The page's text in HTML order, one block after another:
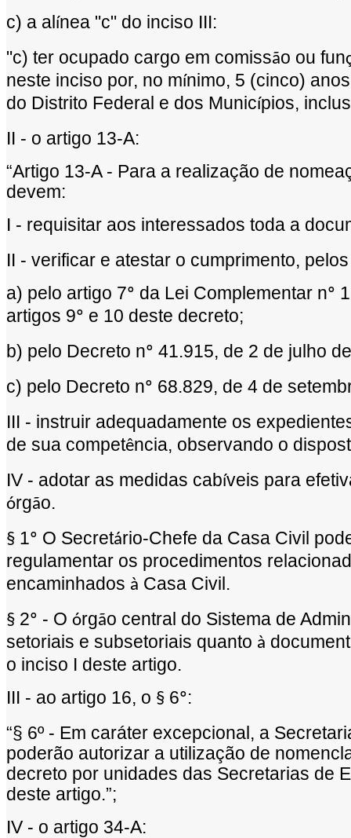
c) a al ínea "c" do inciso III:
"c) ter ocupado cargo em comissão ou fun
neste inciso por, no mínimo, 5 (cinco)
do Distrito Federal e dos Municípios,
II - o artigo 13-A:
“Artigo 13-A - Para a realização de nomea
devem:
I - requisitar aos interessados toda a
II - verificar e atestar o cumprimento,
a) pelo artigo 7º da Lei Complementar nº
artigos 9º e 10 deste decreto;
b) pelo Decreto nº 41.915, de 2 de julho
c) pelo Decreto nº 68.829, de 4 de
III - instruir adequadamente os
de sua competência, observando o
IV - adotar as medidas cabíveis para
órgão.
§ 1º O Secretário-Chefe da Casa Civil
regulamentar os procedimentos
encaminhados à Casa Civil.
§ 2º - O órgão central do Sistema de
setoriais e subsetoriais quanto à
o inciso I deste artigo.
III - ao artigo 16, o § 6º:
“§ 6º- Em caráter excepcional, a
poderão autorizar a utilização de
decreto por unidades das Secretarias de
deste artigo.”;
IV - o artigo 34-A: